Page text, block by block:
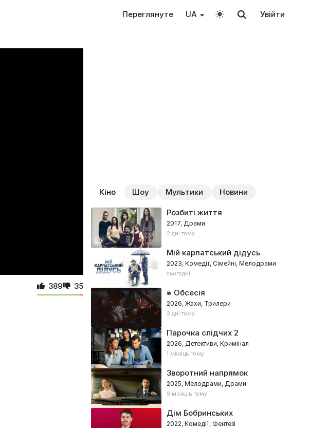
Переглянуте UA Увійти
389 35
Кіно Шоу Мультики Новини
Розбиті життя
2017, Драми
2 дні тому
Мій карпатський дідусь
2023, Комедії, Сімейні, Мелодрами
сьогодні
Обсесія
2026, Жахи, Трилери
3 дні тому
Парочка слідчих 2
2026, Детективи, Кримінал
1 місяць тому
Зворотний напрямок
2025, Мелодрами, Драми
9 місяців тому
Дім Бобринських
2022, Комедії, Фентезі